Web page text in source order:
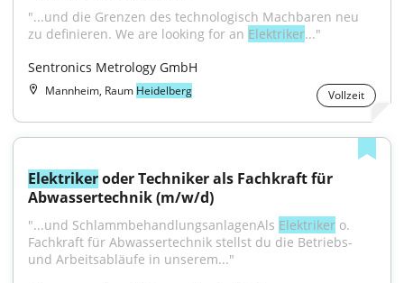
"...und die Grenzen des technologisch Machbaren neu
zu definieren. We are looking for an Elektriker..."
Sentronics Metrology GmbH
Mannheim, Raum Heidelberg Vollzeit
Elektriker oder Techniker als Fachkraft für
Abwassertechnik (m/w/d)
"...und SchlammbehandlungsanlagenAls Elektriker o.
Fachkraft für Abwassertechnik stellst du die Betriebs-
und Arbeitsabläufe in unserem..."